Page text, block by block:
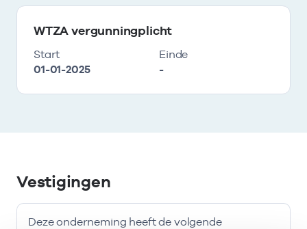
WTZA vergunningplicht
Start
01-01-2025
Einde
-
Vestigingen
Deze onderneming heeft de volgende